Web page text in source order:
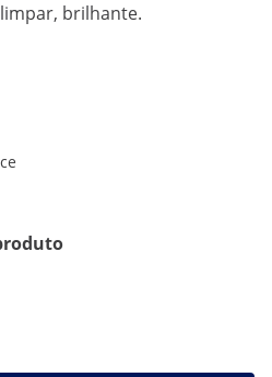
brilhante.